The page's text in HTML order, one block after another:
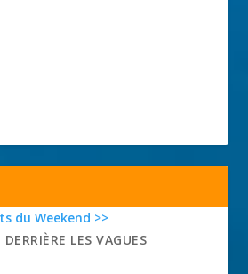
du Weekend >>
LES VAGUES